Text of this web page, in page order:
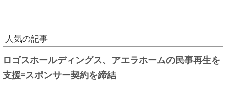
人気の記事
ロゴスホールディングス、アエラホームの民事再生を
支援=スポンサー契約を締結